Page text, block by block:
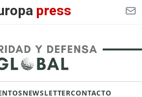
press
NEWSLETTERCONTACTO